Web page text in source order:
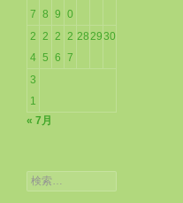
7 8 9 0
2
4
2
5
2
6
2
7
282930
3
1
« 7月
検
索: